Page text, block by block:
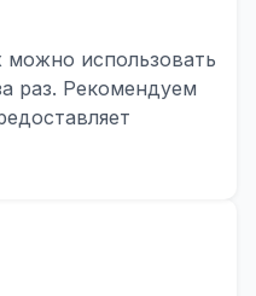
использовать
раз. Рекомендуем